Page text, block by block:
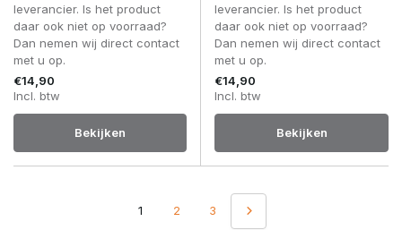
leverancier. Is het product
daar ook niet op voorraad?
Dan nemen wij direct contact
met u op.
€14,90
Incl. btw
Bekijken
leverancier. Is het product
daar ook niet op voorraad?
Dan nemen wij direct contact
met u op.
€14,90
Incl. btw
Bekijken
1 2 3